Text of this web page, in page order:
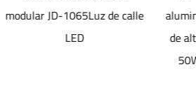
de calle
aluminio fundido a presión
de alta intensidad 25W /
50W Luz de calle Led